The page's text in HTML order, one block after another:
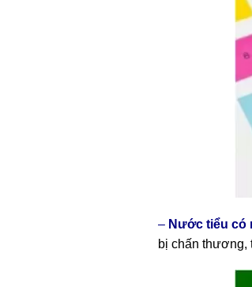
–Nước tiểu có
bị chấn thương,